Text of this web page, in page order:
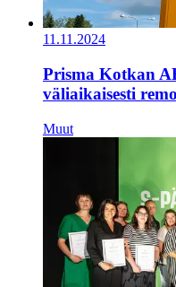
11.11.2024
Prisma Kotkan
väliaikaisesti
Muut